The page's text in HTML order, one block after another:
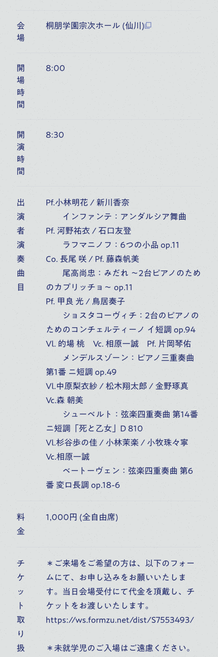
11
(
第54回室内楽定期演奏会 第2日
富山市民プラザ アンサンブル・ホール（富山）
6:00開演
17
桐朋アカデミー・オーケストラ
第73回定期演奏会
富山県民会館ホール（富山）
10:00 開演
会
場
桐朋学園宗次ホール (仙川)
開
場
時
間
8:00
開
演
時
間
8:30
出
演
者
演
奏
曲
目
Pf.小林明花 / 新川香奈
インファンテ：アンダルシア舞曲
Pf. 河野祐衣 / 石口友登
ラフマニノフ：6つの小品 op.11
Co. 長尾 咲 / Pf. 藤森帆美
尾高尚忠：みだれ ～2台ピアノのため
のカプリッチョ～ op.11
Pf. 甲良 光 / 鳥居奏子
ショスタコーヴィチ：2台のピアノの
ためのコンチェルティーノ イ短調 op.94
Vl. 的場 桃 Vc. 相原一誠 Pf. 片岡琴佑
メンデルスゾーン：ピアノ三重奏曲
第1番 ニ短調 op.49
Vl.中原梨衣紗 / 松木翔太郎 / 金野琢真
Vc.森 朝美
シューベルト：弦楽四重奏曲 第14番
ニ短調「死と乙女」D 810
Vl.杉谷歩の佳 / 小林茉楽 / 小牧珠々寧
Vc.相原一誠
ベートーヴェン：弦楽四重奏曲 第6
番 変ロ長調 op.18-6
料
金
1,000円 (全自由席)
チ
ケ
ッ
ト
取
り
扱
＊ご来場をご希望の方は、以下のフォー
ムにて、お申し込みをお願いいたしま
す。当日会場受付にて代金を頂戴し、チ
ケットをお渡しいたします。
https://ws.formzu.net/dist/S7553493/
＊未就学児のご入場はご遠慮ください。
桐朋学園音楽部門トップ
鑑賞する
人を知る
施設を知る
音楽部門を知る